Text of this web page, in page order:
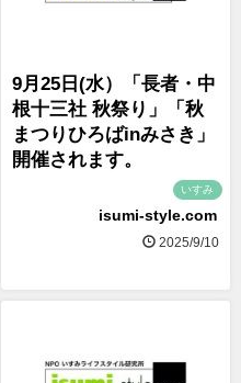
9月25日(水）「長者・中
根十三社 秋祭り」「秋
まつりひろばinみさき」
開催されます。
いすみ
isumi-style.com
2025/9/10